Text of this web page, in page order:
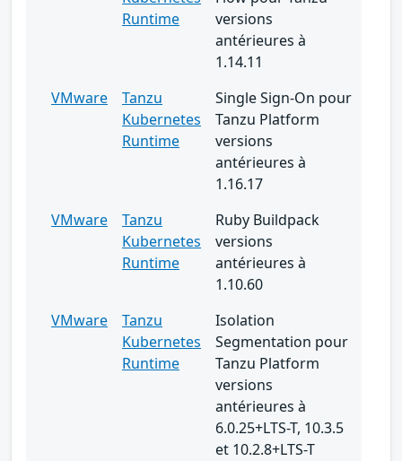
Runtime
versions
antérieures à
1.14.11
VMware
Tanzu
Kubernetes
Runtime
Single Sign-On pour
Tanzu Platform
versions
antérieures à
1.16.17
VMware
Tanzu
Kubernetes
Runtime
Ruby Buildpack
versions
antérieures à
1.10.60
VMware
Tanzu
Kubernetes
Runtime
Isolation
Segmentation pour
Tanzu Platform
versions
antérieures à
6.0.25+LTS-T, 10.3.5
et 10.2.8+LTS-T